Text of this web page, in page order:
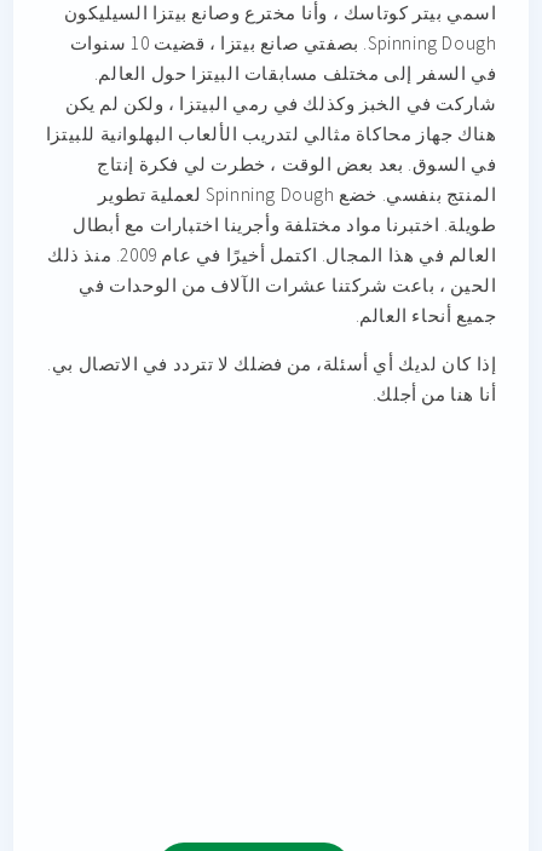
اسمي بيتر كوتاسك ، وأنا مخترع وصانع بيتزا السيليكون
Spinning Dough. بصفتي صانع بيتزا ، قضيت 10 سنوات
في السفر إلى مختلف مسابقات البيتزا حول العالم.
شاركت في الخبز وكذلك في رمي البيتزا ، ولكن لم يكن
هناك جهاز محاكاة مثالي لتدريب الألعاب البهلوانية للبيتزا
في السوق. بعد بعض الوقت ، خطرت لي فكرة إنتاج
المنتج بنفسي. خضع Spinning Dough لعملية تطوير
طويلة. اختبرنا مواد مختلفة وأجرينا اختبارات مع أبطال
العالم في هذا المجال. اكتمل أخيرًا في عام 2009. منذ ذلك
الحين ، باعت شركتنا عشرات الآلاف من الوحدات في
جميع أنحاء العالم.
إذا كان لديك أي أسئلة، من فضلك لا تتردد في الاتصال بي.
أنا هنا من أجلك.